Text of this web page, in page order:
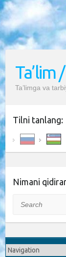
Ta’limga va
Tilni tanlang:
Nimani